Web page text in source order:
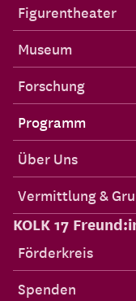
Figurentheater
Museum
Forschung
Programm
Über Uns
Vermittlung &
KOLK 17
Förderkreis
Spenden